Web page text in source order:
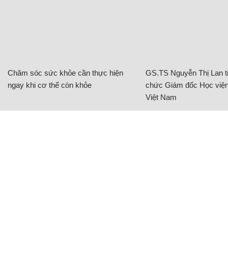
Chăm sóc sức khỏe cần thực hiện
ngay khi cơ thể còn khỏe
GS.TS Nguyễn Thị Lan
chức Giám đốc Học
Việt Nam